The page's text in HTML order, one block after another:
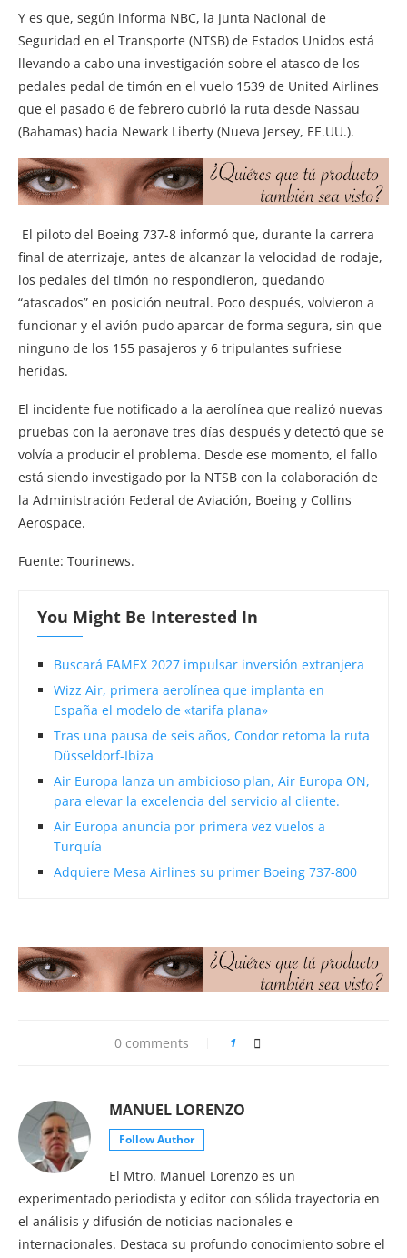
Y es que, según informa NBC, la Junta Nacional de
Seguridad en el Transporte (NTSB) de Estados Unidos está
llevando a cabo una investigación sobre el atasco de los
pedales pedal de timón en el vuelo 1539 de United Airlines
que el pasado 6 de febrero cubrió la ruta desde Nassau
(Bahamas) hacia Newark Liberty (Nueva Jersey, EE.UU.).
El piloto del Boeing 737-8 informó que, durante la carrera
final de aterrizaje, antes de alcanzar la velocidad de rodaje,
los pedales del timón no respondieron, quedando
“atascados” en posición neutral. Poco después, volvieron a
funcionar y el avión pudo aparcar de forma segura, sin que
ninguno de los 155 pasajeros y 6 tripulantes sufriese
heridas.
El incidente fue notificado a la aerolínea que realizó nuevas
pruebas con la aeronave tres días después y detectó que se
volvía a producir el problema. Desde ese momento, el fallo
está siendo investigado por la NTSB con la colaboración de
la Administración Federal de Aviación, Boeing y Collins
Aerospace.
Fuente: Tourinews.
You Might Be Interested In
Buscará FAMEX 2027 impulsar inversión extranjera
Wizz Air, primera aerolínea que implanta en
España el modelo de «tarifa plana»
Tras una pausa de seis años, Condor retoma la ruta
Düsseldorf-Ibiza
Air Europa lanza un ambicioso plan, Air Europa ON,
para elevar la excelencia del servicio al cliente.
Air Europa anuncia por primera vez vuelos a
Turquía
Adquiere Mesa Airlines su primer Boeing 737-800
0 comments 1
MANUEL LORENZO
Follow Author
El Mtro. Manuel Lorenzo es un
experimentado periodista y editor con sólida trayectoria en
el análisis y difusión de noticias nacionales e
internacionales. Destaca su profundo conocimiento sobre el